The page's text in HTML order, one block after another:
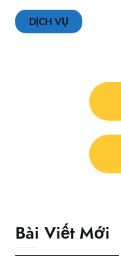
DỊCH VỤ
Bài Viết Mới